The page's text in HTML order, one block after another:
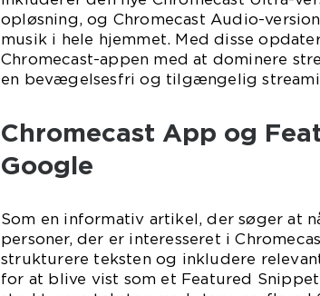
opløsning, og Chromecast Audio-
musik i hele hjemmet. Med disse
Chromecast-appen med at dominere
en bevægelsesfri og tilgængelig
Chromecast App og
Google
Som en informativ artikel, der søger at
personer, der er interesseret i
strukturere teksten og inkludere
for at blive vist som et Featured